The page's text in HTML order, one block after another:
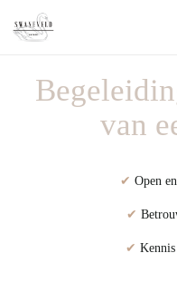
van
✔ Open
✔
✔